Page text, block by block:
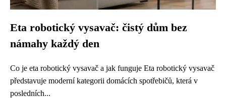
Eta robotický vysavač: čistý dům bez
námahy každý den
Co je eta robotický vysavač a jak funguje Eta robotický vysavač
představuje moderní kategorii domácích spotřebičů, která v
posledních...